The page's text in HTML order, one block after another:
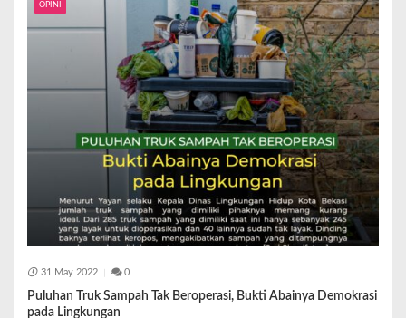
OPINI
31 May 2022 0
Puluhan Truk Sampah Tak Beroperasi, Bukti Abainya Demokrasi
pada Lingkungan